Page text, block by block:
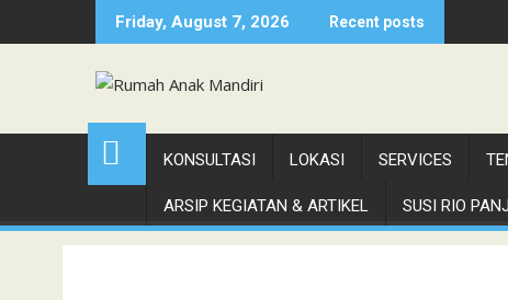
to
Friday, August 7, 2026 Recent posts
KONSULTASI LOKASI SERVICES
ARSIP KEGIATAN & ARTIKEL SUSI RIO